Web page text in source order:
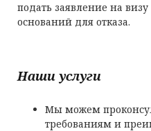
подать заявление на
оснований для отказа.
Наши услуги
Мы можем
требованиям и